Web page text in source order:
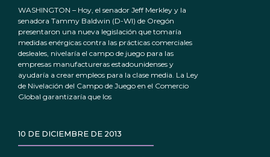
WASHINGTON – Hoy, el senador Jeff Merkley y la
senadora Tammy Baldwin (D-WI) de Oregón
presentaron una nueva legislación que tomaría
medidas enérgicas contra las prácticas comerciales
desleales, nivelaría el campo de juego para las
empresas manufactureras estadounidenses y
ayudaría a crear empleos para la clase media. La Ley
de Nivelación del Campo de Juego en el Comercio
Global garantizaría que los
10 DE DICIEMBRE DE 2013